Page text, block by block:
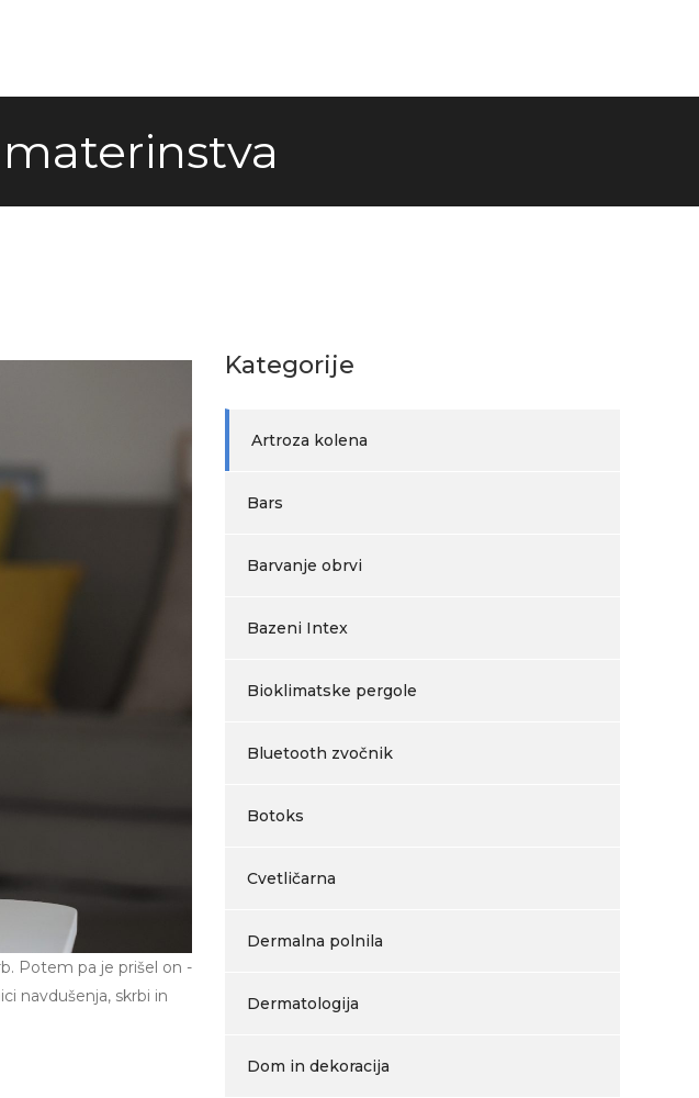
Potem pa je prišel on -
navdušenja, skrbi in
Kategorije
Artroza kolena
Bars
Barvanje obrvi
Bazeni Intex
Bioklimatske pergole
Bluetooth zvočnik
Botoks
Cvetličarna
Dermalna polnila
Dermatologija
Dom in dekoracija